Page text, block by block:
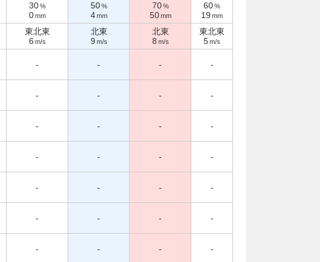
30 %
0 mm
50 %
4 mm
70 %
50 mm
60%
19 mm
東北東
6 m/s
北東
9 m/s
北東
8 m/s
東北東
5m/s
- - - -
- - - -
- - - -
- - - -
- - - -
- - - -
- - - -